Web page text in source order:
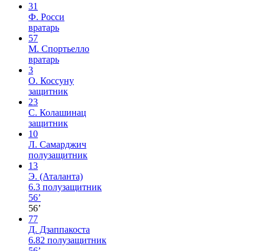
31
Ф. Росси
вратарь
57
М. Спортьелло
вратарь
3
О. Коссуну
защитник
23
С. Колашинац
защитник
10
Л. Самарджич
полузащитник
13
Э. (Аталанта)
6.3 полузащитник
56’
56’
77
Д. Дзаппакоста
6.82 полузащитник